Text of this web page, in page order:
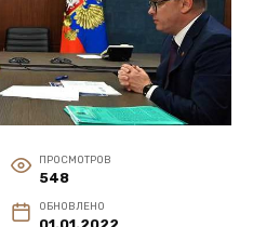
ПРОСМОТРОВ
548
ОБНОВЛЕНО